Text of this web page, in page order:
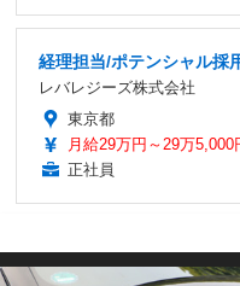
経理担当/ポテンシャル採
レバレジーズ株式会社
東京都
月給29万円～29万5,000
正社員